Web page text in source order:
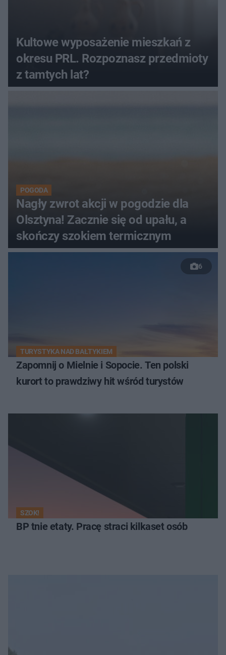
Kultowe wyposażenie mieszkań z
okresu PRL. Rozpoznasz przedmioty
z tamtych lat?
POGODA
Nagły zwrot akcji w pogodzie dla
Olsztyna! Zacznie się od upału, a
skończy szokiem termicznym
6
TURYSTYKA NAD BAŁTYKIEM
Zapomnij o Mielnie i Sopocie. Ten polski
kurort to prawdziwy hit wśród turystów
SZOK!
BP tnie etaty. Pracę straci kilkaset osób